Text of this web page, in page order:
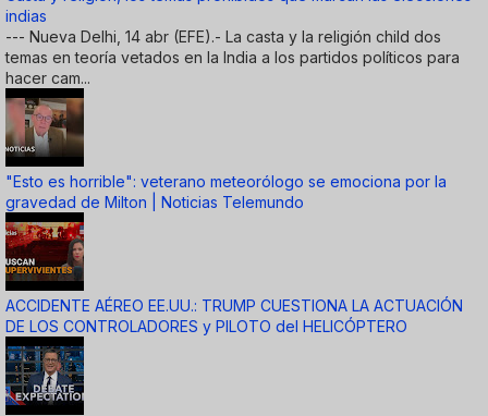
indias
--- Nueva Delhi, 14 abr (EFE).- La casta y la religión child dos
temas en teoría vetados en la India a los partidos políticos para
hacer cam...
"Esto es horrible": veterano meteorólogo se emociona por la
gravedad de Milton | Noticias Telemundo
ACCIDENTE AÉREO EE.UU.: TRUMP CUESTIONA LA ACTUACIÓN
DE LOS CONTROLADORES y PILOTO del HELICÓPTERO